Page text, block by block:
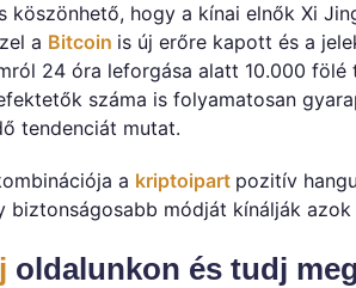
köszönhető, hogy a kínai elnők Xi
a Bitcoin is új erőre kapott és a
24 óra leforgása alatt 10.000
száma is folyamatosan
tendenciát mutat.
a kriptoipart pozitív
biztonságosabb módját kínálják
oldalunkon és tudj